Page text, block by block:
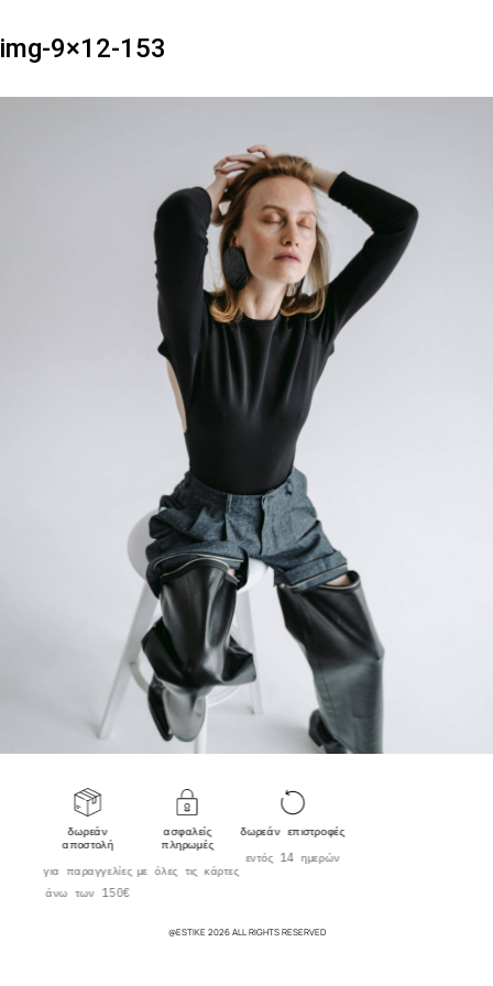
img-9×12-153
δωρεάν
αποστολή
για παραγγελίες
άνω των 150€
ασφαλείς
πληρωμές
με όλες τις κάρτες
δωρεάν επιστροφές
εντός 14 ημερών
@ESTIKE 2026 ALL RIGHTS RESERVED